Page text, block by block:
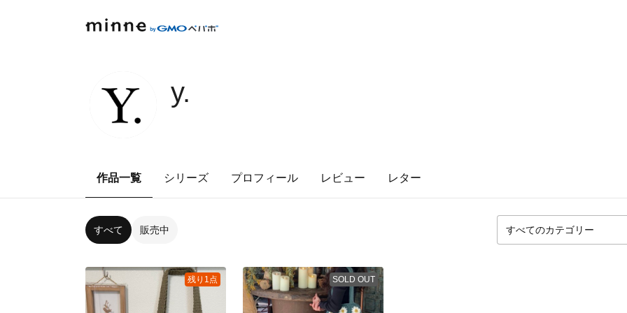
y.
作品一覧 シリーズ プロフィール レビュー レター
すべて 販売中
残り1点 SOLD OUT